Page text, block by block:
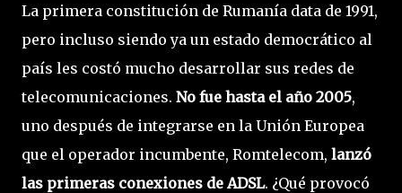
La primera constitución de Rumanía data de 1991,
pero incluso siendo ya un estado democrático al
país les costó mucho desarrollar sus redes de
telecomunicaciones. No fue hasta el año 2005,
uno después de integrarse en la Unión Europea
que el operador incumbente, Romtelecom, lanzó
las primeras conexiones de ADSL. ¿Qué provocó